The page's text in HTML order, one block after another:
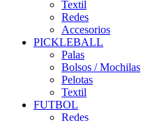
Textil
Redes
Accesorios
PICKLEBALL
Palas
Bolsos / Mochilas
Pelotas
Textil
FUTBOL
Redes